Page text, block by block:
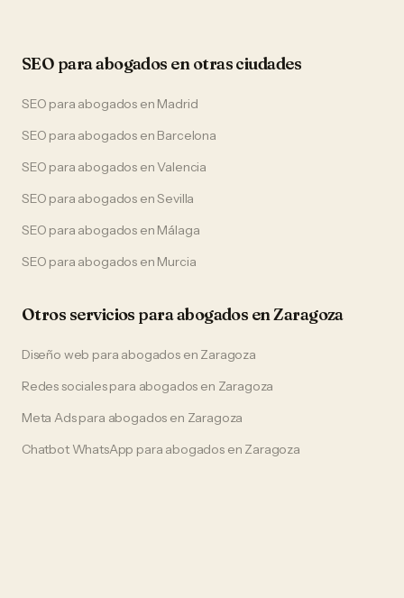
SEO paraabogados en otras ciudades
SEO para abogados en Madrid
SEO para abogados en Barcelona
SEO para abogados enValencia
SEO para abogados enSevilla
SEO para abogados en Málaga
SEO para abogados en Murcia
Otros servicios paraabogados enZaragoza
Diseño web para abogadosen Zaragoza
Redes socialespara abogados en Zaragoza
Meta Adspara abogados en Zaragoza
Chatbot WhatsApp para abogadosen Zaragoza